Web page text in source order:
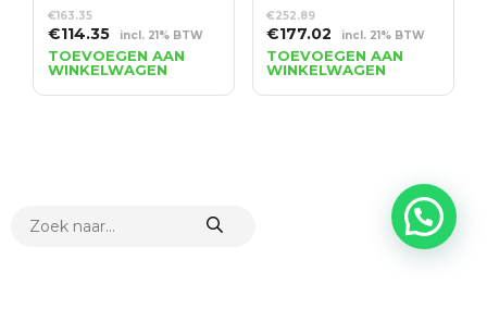
ZOEKEN
€163.35
Oorspronkelijke
prijs
was:
€163.35.
€114.35Huidige
prijs
is:
€114.35.
incl. 21% BTW
TOEVOEGEN AAN
WINKELWAGEN
€252.89
Oorspronkelijke
prijs
was:
€252.89.
€177.02 Huidige
prijs
is:
€177.02.
incl. 21% BTW
TOEVOEGEN AAN
WINKELWAGEN